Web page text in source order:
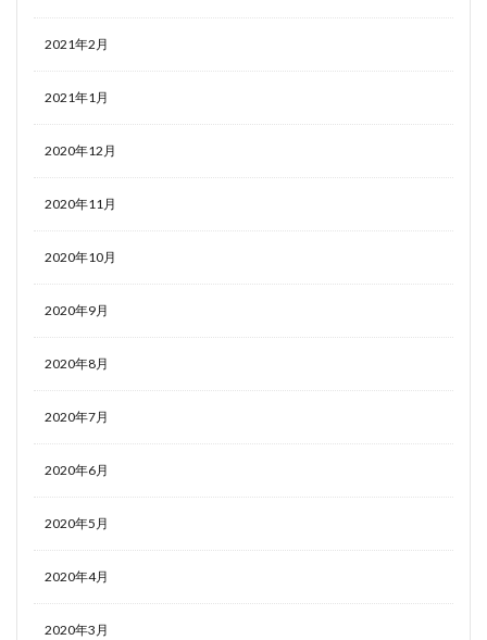
2021年2月
2021年1月
2020年12月
2020年11月
2020年10月
2020年9月
2020年8月
2020年7月
2020年6月
2020年5月
2020年4月
2020年3月